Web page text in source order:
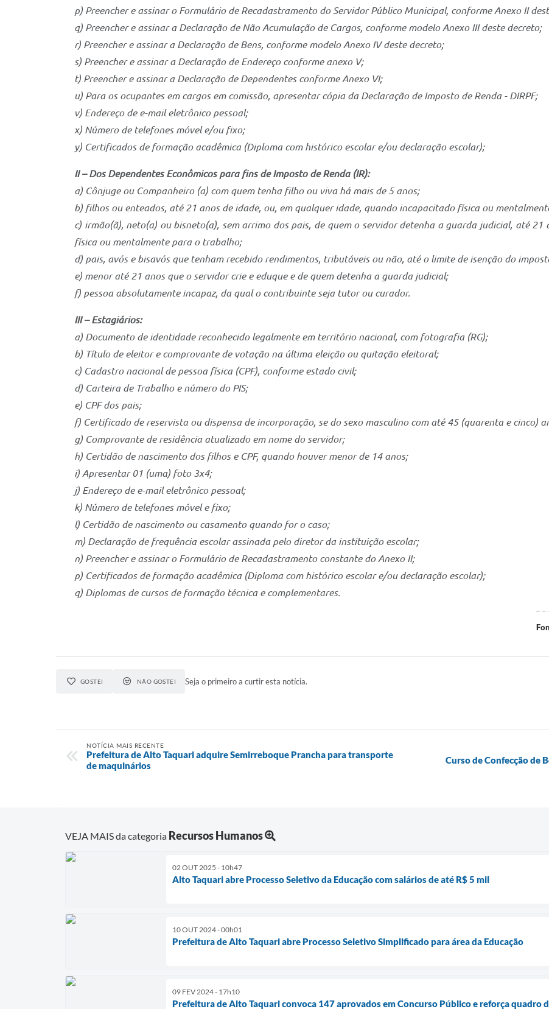
p) Preencher e assinar o Formulário de Recadastramento do Servidor Público Municipal, conforme Anexo II
q) Preencher e assinar a Declaração de Não Acumulação de Cargos, conforme modelo Anexo III deste decreto;
r) Preencher e assinar a Declaração de Bens, conforme modelo Anexo IV deste decreto;
s) Preencher e assinar a Declaração de Endereço conforme anexo V;
t) Preencher e assinar a Declaração de Dependentes conforme Anexo VI;
u) Para os ocupantes em cargos em comissão, apresentar cópia da Declaração de Imposto de Renda - DIRPF;
v) Endereço de e-mail eletrônico pessoal;
x) Número de telefones móvel e/ou fixo;
y) Certificados de formação acadêmica (Diploma com histórico escolar e/ou declaração escolar);
II – Dos Dependentes Econômicos para fins de Imposto de Renda (IR):
a) Cônjuge ou Companheiro (a) com quem tenha filho ou viva há mais de 5 anos;
b) filhos ou enteados, até 21 anos de idade, ou, em qualquer idade, quando incapacitado física ou
c) irmão(ã), neto(a) ou bisneto(a), sem arrimo dos pais, de quem o servidor detenha a guarda judicial, até
física ou mentalmente para o trabalho;
d) pais, avós e bisavós que tenham recebido rendimentos, tributáveis ou não, até o limite de isenção do
e) menor até 21 anos que o servidor crie e eduque e de quem detenha a guarda judicial;
f) pessoa absolutamente incapaz, da qual o contribuinte seja tutor ou curador.
III – Estagiários:
a) Documento de identidade reconhecido legalmente em território nacional, com fotografia (RG);
b) Título de eleitor e comprovante de votação na última eleição ou quitação eleitoral;
c) Cadastro nacional de pessoa física (CPF), conforme estado civil;
d) Carteira de Trabalho e número do PIS;
e) CPF dos pais;
f) Certificado de reservista ou dispensa de incorporação, se do sexo masculino com até 45 (quarenta e cinco)
g) Comprovante de residência atualizado em nome do servidor;
h) Certidão de nascimento dos filhos e CPF, quando houver menor de 14 anos;
i) Apresentar 01 (uma) foto 3x4;
j) Endereço de e-mail eletrônico pessoal;
k) Número de telefones móvel e fixo;
l) Certidão de nascimento ou casamento quando for o caso;
m) Declaração de frequência escolar assinada pelo diretor da instituição escolar;
n) Preencher e assinar o Formulário de Recadastramento constante do Anexo II;
p) Certificados de formação acadêmica (Diploma com histórico escolar e/ou declaração escolar);
q) Diplomas de cursos de formação técnica e complementares.
GOSTEI NÃO GOSTEI Seja o primeiro a curtir esta notícia.
NOTÍCIA MAIS RECENTE
Prefeitura de Alto Taquari adquire Semirreboque Prancha para transporte
de maquinários
Curso de Confecção de
VEJA MAIS da categoria Recursos Humanos
02 OUT 2025 - 10h47
Alto Taquari abre Processo Seletivo da Educação com salários de até R$ 5 mil
10 OUT 2024 - 00h01
Prefeitura de Alto Taquari abre Processo Seletivo Simplificado para área da Educação
09 FEV 2024 - 17h10
Prefeitura de Alto Taquari convoca 147 aprovados em Concurso Público e reforça quadro